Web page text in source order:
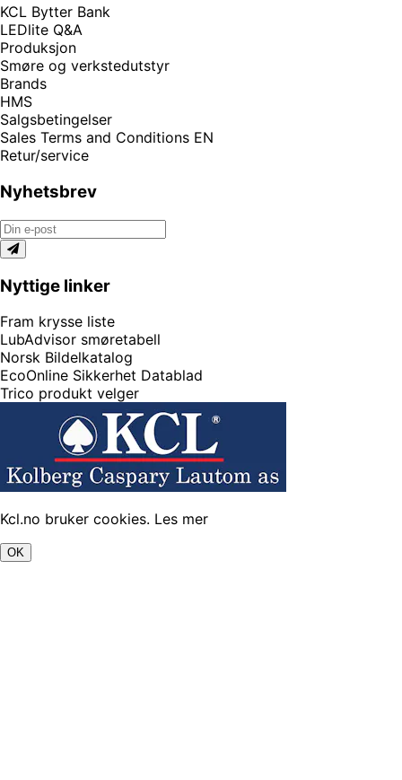
KCL Bytter Bank
LEDlite Q&A
Produksjon
Smøre og verkstedutstyr
Brands
HMS
Salgsbetingelser
Sales Terms and Conditions EN
Retur/service
Nyhetsbrev
Nyttige linker
Fram krysse liste
LubAdvisor smøretabell
Norsk Bildelkatalog
EcoOnline Sikkerhet Datablad
Trico produkt velger
Kcl.no bruker cookies. Les mer
OK